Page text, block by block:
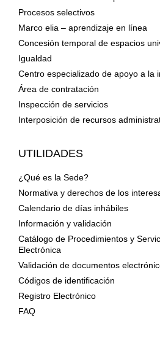
Procesos selectivos
Marco elia – aprendizaje en línea
Concesión temporal de espacios
Igualdad
Centro especializado de apoyo a la
Área de contratación
Inspección de servicios
Interposición de recursos
UTILIDADES
¿Qué es la Sede?
Normativa y derechos de los
Calendario de días inhábiles
Información y validación
Catálogo de Procedimientos y
Electrónica
Validación de documentos
Códigos de identificación
Registro Electrónico
FAQ